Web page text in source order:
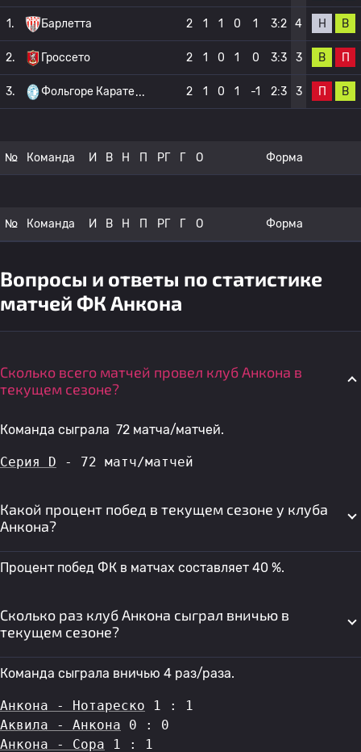
1. Барлетта 2 1 1 0 1 3:2 4 Н В
2. Гроссето 2 1 0 1 0 3:3 3 В П
3. Фольгоре Карате 2 1 0 1 -1 2:3 3 П В
№ Команда И В Н П РГ Г О Форма
№ Команда И В Н П РГ Г О Форма
Вопросы и ответы по статистике
матчей ФК Анкона
Сколько всего матчей провел клуб Анкона в
текущем сезоне?
Команда сыграла 72 матча/матчей.
Серия D - 72 матч/матчей
Какой процент побед в текущем сезоне у клуба
Анкона?
Процент побед ФК в матчах составляет 40 %.
Сколько раз клуб Анкона сыграл вничью в
текущем сезоне?
Команда сыграла вничью 4 раз/раза.
Анкона - Нотареско 1 : 1
Аквила - Анкона 0 : 0
Анкона - Сора 1 : 1